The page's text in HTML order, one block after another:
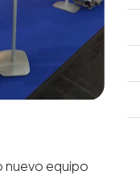
nuevo equipo